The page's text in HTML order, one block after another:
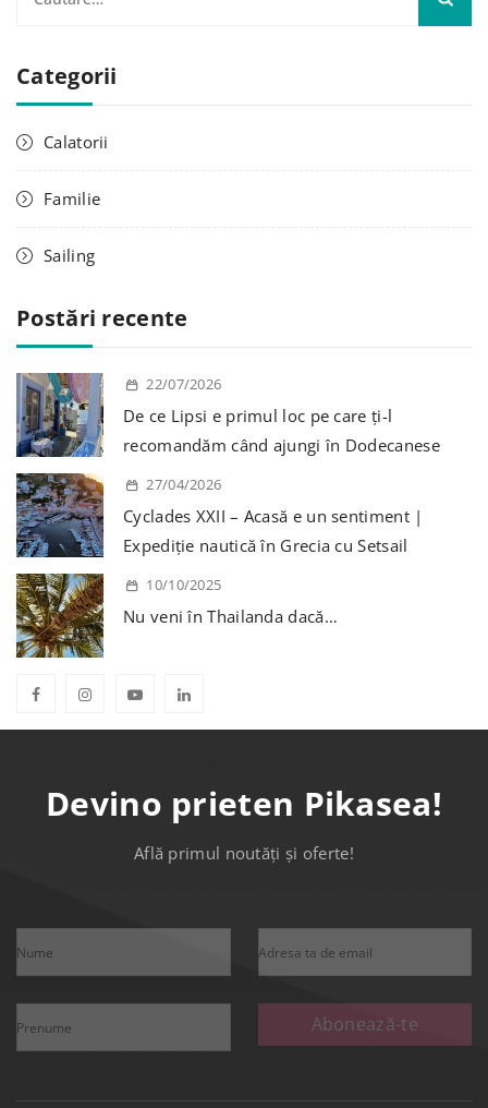
t
ă
d
p
:
Categorii
Calatorii
Familie
Sailing
Postări recente
22/07/2026
De ce Lipsi e primul loc pe care ți-l
recomandăm când ajungi în Dodecanese
27/04/2026
Cyclades XXII – Acasă e un sentiment |
Expediție nautică în Grecia cu Setsail
10/10/2025
Nu veni în Thailanda dacă…
Devino prieten Pikasea!
Află primul noutăți și oferte!
Nume
Prenume
Adresa ta de email
Abonează-te